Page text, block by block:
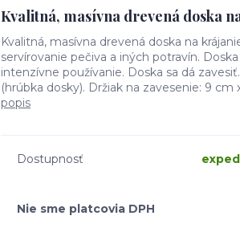
Kvalitná, masívna drevená doska
Kvalitná, masívna drevená doska na
servírovanie pečiva a iných potravín.
intenzívne používanie. Doska sa dá
(hrúbka dosky). Držiak na zavesenie: 9 cm
popis
Dostupnosť
Nie sme platcovia DPH